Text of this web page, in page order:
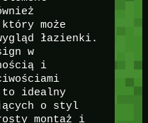
może
łazienki.
w
i
idealny
o styl
montaż i